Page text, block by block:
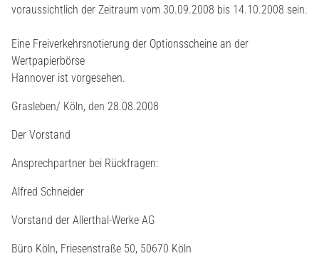
voraussichtlich der Zeitraum vom 30.09.2008 bis 14.10.2008 sein.
Eine Freiverkehrsnotierung der Optionsscheine an der
Wertpapierbörse
Hannover ist vorgesehen.
Grasleben/ Köln, den 28.08.2008
Der Vorstand
Ansprechpartner bei Rückfragen:
Alfred Schneider
Vorstand der Allerthal-Werke AG
Büro Köln, Friesenstraße 50, 50670 Köln